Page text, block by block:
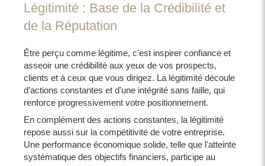
Légitimité : Base de la Crédibilité et
de la Réputation
Être perçu comme légitime, c'est inspirer confiance et
asseoir une crédibilité aux yeux de vos prospects,
clients et à ceux que vous dirigez. La légitimité découle
d’actions constantes et d'une intégrité sans faille, qui
renforce progressivement votre positionnement.
En complément des actions constantes, la légitimité
repose aussi sur la compétitivité de votre entreprise.
Une performance économique solide, telle que l'atteinte
systématique des objectifs financiers, participe au